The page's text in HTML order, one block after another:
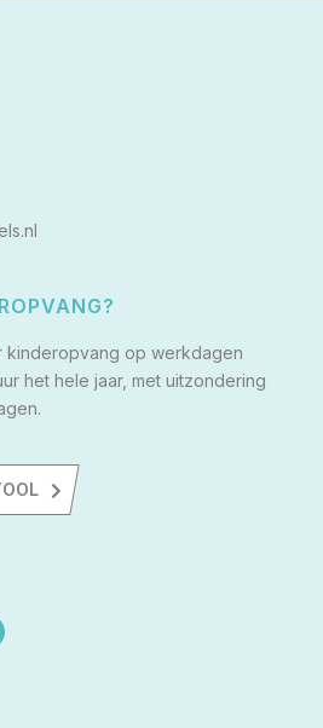
kinderopvang op werkdagen
het hele jaar, met uitzondering